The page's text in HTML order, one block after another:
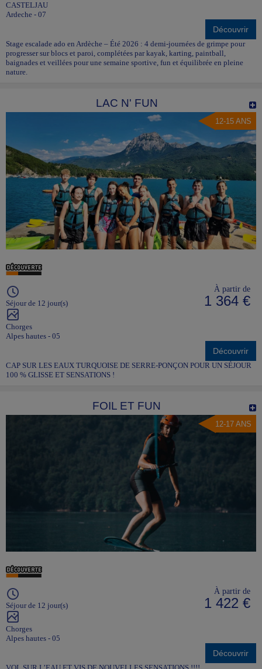
CASTELJAU
Ardeche - 07
Découvrir
Stage escalade ado en Ardèche – Été 2026 : 4 demi-journées de grimpe pour
progresser sur blocs et paroi, complétées par kayak, karting, paintball,
baignades et veillées pour une semaine sportive, fun et équilibrée en pleine
nature.
LAC N' FUN
12-15 ANS
Séjour de 12 jour(s)
Chorges
Alpes hautes - 05
À partir de
1 364 €
Découvrir
CAP SUR LES EAUX TURQUOISE DE SERRE-PONÇON POUR UN SÉJOUR
100 % GLISSE ET SENSATIONS !
FOIL ET FUN
12-17 ANS
Séjour de 12 jour(s)
Chorges
Alpes hautes - 05
À partir de
1 422 €
Découvrir